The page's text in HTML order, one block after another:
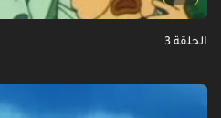
الحلقة 3